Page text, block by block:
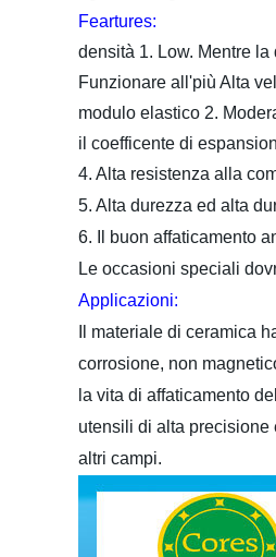
Feartures:
densità 1. Low. Mentre
Funzionare all'più Alta
modulo elastico 2.
il coefficente di
4. Alta resistenza alla
5. Alta durezza ed alta
6.
Il buon affaticamento
Le occasioni speciali
Applicazioni:
Il materiale di ceramica
corrosione, non
la vita di affaticamento
utensili di alta precisione
altri campi.